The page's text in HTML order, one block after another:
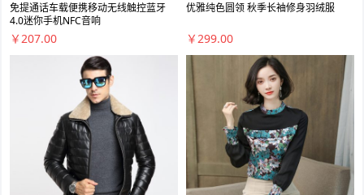
免提通话车载便携移动无线触控蓝牙
4.0迷你手机NFC音响
￥207.00
优雅纯色圆领 秋季长袖修身羽绒服
￥299.00